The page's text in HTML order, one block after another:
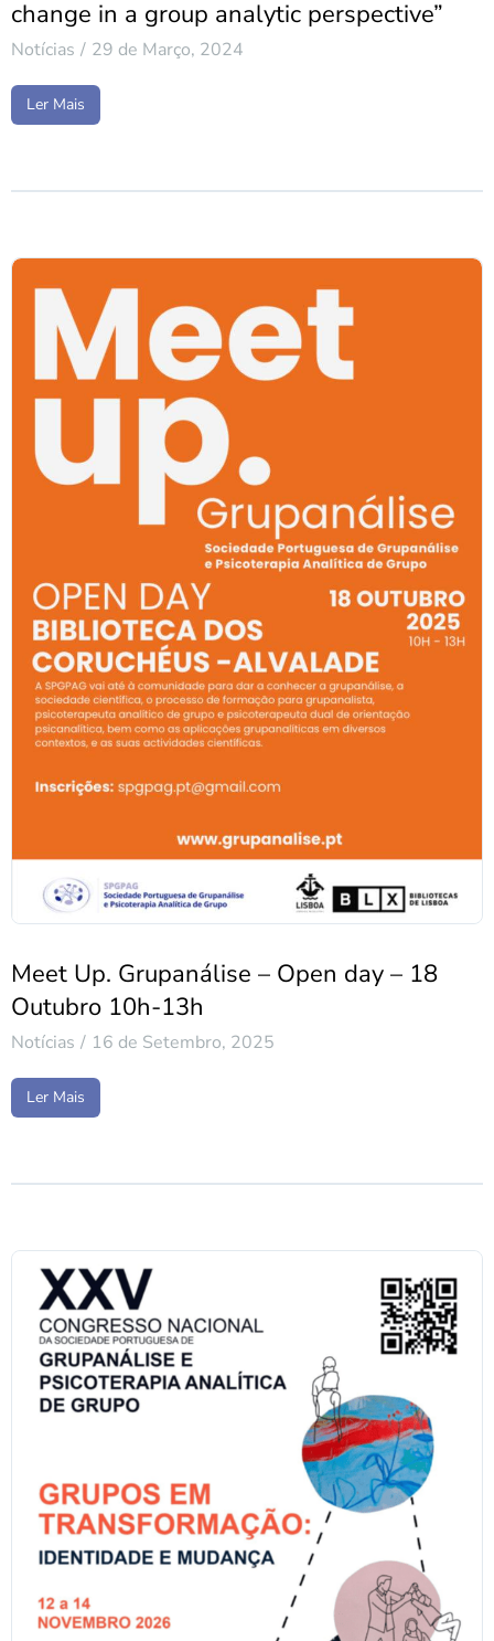
change in a group analytic perspective”
Notícias 29 de Março, 2024
Ler Mais
Meet Up. Grupanálise – Open day – 18
Outubro 10h-13h
Notícias 16 de Setembro, 2025
Ler Mais